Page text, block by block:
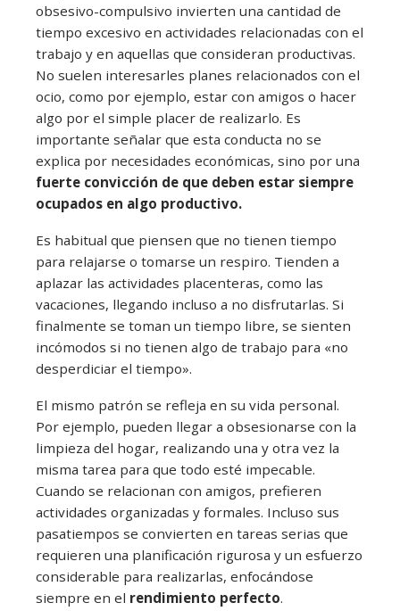
obsesivo-compulsivo invierten una cantidad de
tiempo excesivo en actividades relacionadas con el
trabajo y en aquellas que consideran productivas.
No suelen interesarles planes relacionados con el
ocio, como por ejemplo, estar con amigos o hacer
algo por el simple placer de realizarlo. Es
importante señalar que esta conducta no se
explica por necesidades económicas, sino por una
fuerte convicción de que deben estar siempre
ocupados en algo productivo.
Es habitual que piensen que no tienen tiempo
para relajarse o tomarse un respiro. Tienden a
aplazar las actividades placenteras, como las
vacaciones, llegando incluso a no disfrutarlas. Si
finalmente se toman un tiempo libre, se sienten
incómodos si no tienen algo de trabajo para «no
desperdiciar el tiempo».
El mismo patrón se refleja en su vida personal.
Por ejemplo, pueden llegar a obsesionarse con la
limpieza del hogar, realizando una y otra vez la
misma tarea para que todo esté impecable.
Cuando se relacionan con amigos, prefieren
actividades organizadas y formales. Incluso sus
pasatiempos se convierten en tareas serias que
requieren una planificación rigurosa y un esfuerzo
considerable para realizarlas, enfocándose
siempre en el rendimiento perfecto.